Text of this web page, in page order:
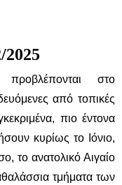
2025
προβλέπονται στο
από τοπικές
πιο έντονα
κυρίως το Ιόνιο,
το ανατολικό Αιγαίο
τμήματα των